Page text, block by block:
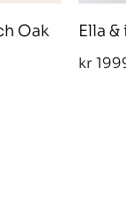
Oak Ella
kr